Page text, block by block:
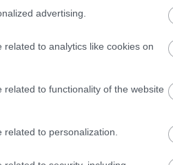
advertising.
to analytics like cookies on
to functionality of the website
to personalization.
ηγεσία θα παρουσιαστεί στην
τον έμπειρο τεχνικό ο οποίος μετά
"πράσινους", επιστρέφει στον